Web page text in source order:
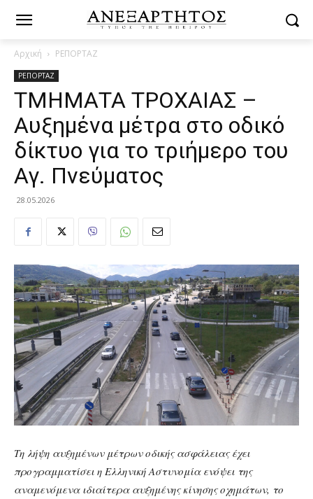
Αρχική ΡΕΠΟΡΤΑΖ
ΡΕΠΟΡΤΑΖ
ΤΜΗΜΑΤΑ ΤΡΟΧΑΙΑΣ –
Αυξημένα μέτρα στο οδικό
δίκτυο για το τριήμερο του
Αγ. Πνεύματος
28.05.2026
Τη λήψη αυξημένων μέτρων οδικής ασφάλειας έχει
προγραμματίσει η Ελληνική Αστυνομία ενόψει της
αναμενόμενα ιδιαίτερα αυξημένης κίνησης οχημάτων, το